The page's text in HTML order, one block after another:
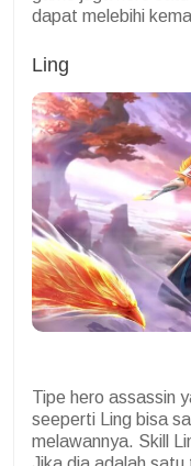
dapat melebihi
Ling
Tipe hero assassin
seeperti Ling bisa
melawannya. Skill